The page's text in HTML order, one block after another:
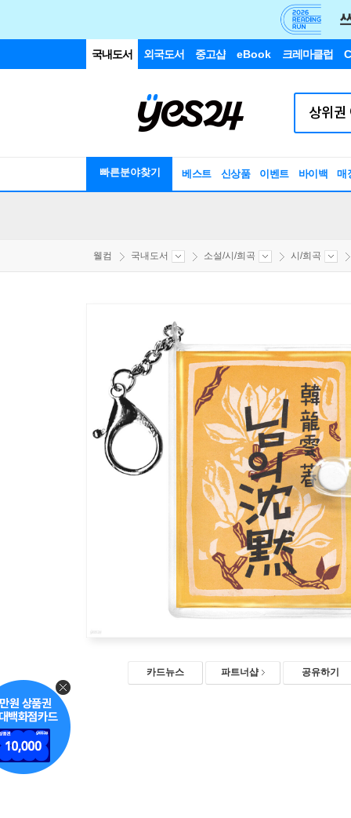
국내도서 외국도서 중고샵 eBook 크레마클럽
빠른분야찾기 베스트 신상품 이벤트 바이백 매
웰컴 국내도서 소설/시/희곡 시/희곡
카드뉴스 파트너샵 공유하기